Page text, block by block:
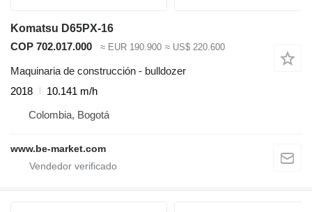
Komatsu D65PX-16
COP 702.017.000
≈ EUR 190.900 ≈ US$ 220.600
Maquinaria de construcción - bulldozer
2018
10.141 m/h
Colombia, Bogotá
www.be-market.com